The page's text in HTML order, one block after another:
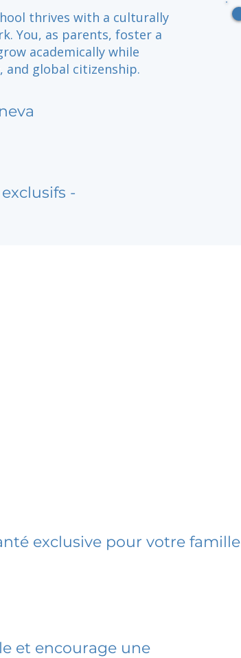
thrives with a culturally
You, as parents, foster a
academically while
global citizenship.
-
exclusive pour votre famille
et encourage une